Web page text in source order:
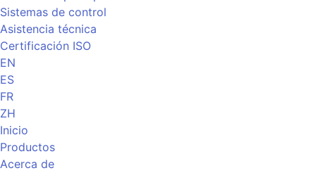
Sistemas de control
Asistencia técnica
Certificación ISO
EN
ES
FR
ZH
Inicio
Productos
Acerca de